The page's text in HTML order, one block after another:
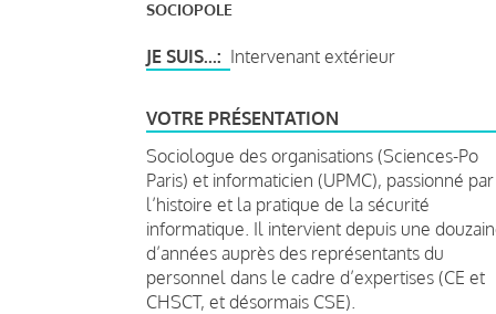
SOCIOPOLE
JE SUIS... Intervenant extérieur
VOTRE PRÉSENTATION
Sociologue des organisations (Sciences-Po
Paris) et informaticien (UPMC), passionné par
l’histoire et la pratique de la sécurité
informatique. Il intervient depuis une
d’années auprès des représentants du
personnel dans le cadre d’expertises (CE et
CHSCT, et désormais CSE).